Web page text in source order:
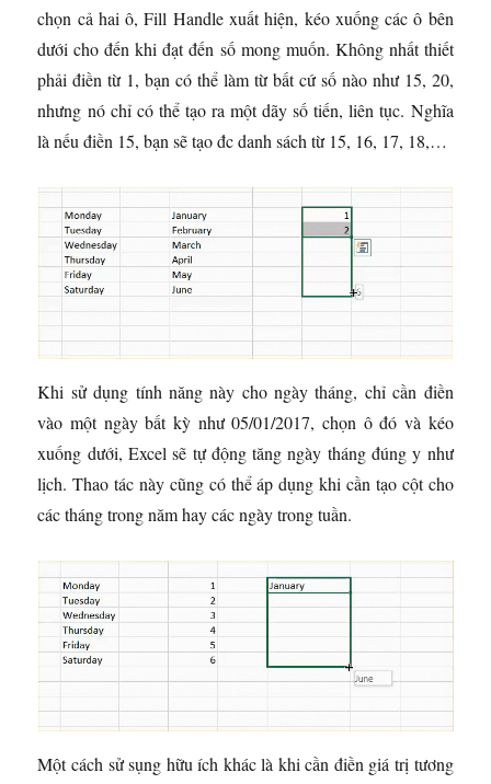
chọn cả hai ô, Fill Handle xuất hiện, kéo xuống các ô bên
dưới cho đến khi đạt đến số mong muốn. Không nhất thiết
phải điền từ 1, bạn có thể làm từ bất cứ số nào như 15, 20,
nhưng nó chỉ có thể tạo ra một dãy số tiến, liên tục. Nghĩa
là nếu điền 15, bạn sẽ tạo đc danh sách từ 15, 16, 17, 18,…
Khi sử dụng tính năng này cho ngày tháng, chỉ cần điền
vào một ngày bất kỳ như 05/01/2017, chọn ô đó và kéo
xuống dưới, Excel sẽ tự động tăng ngày tháng đúng y như
lịch. Thao tác này cũng có thể áp dụng khi cần tạo cột cho
các tháng trong năm hay các ngày trong tuần.
Một cách sử sụng hữu ích khác là khi cần điền giá trị tương